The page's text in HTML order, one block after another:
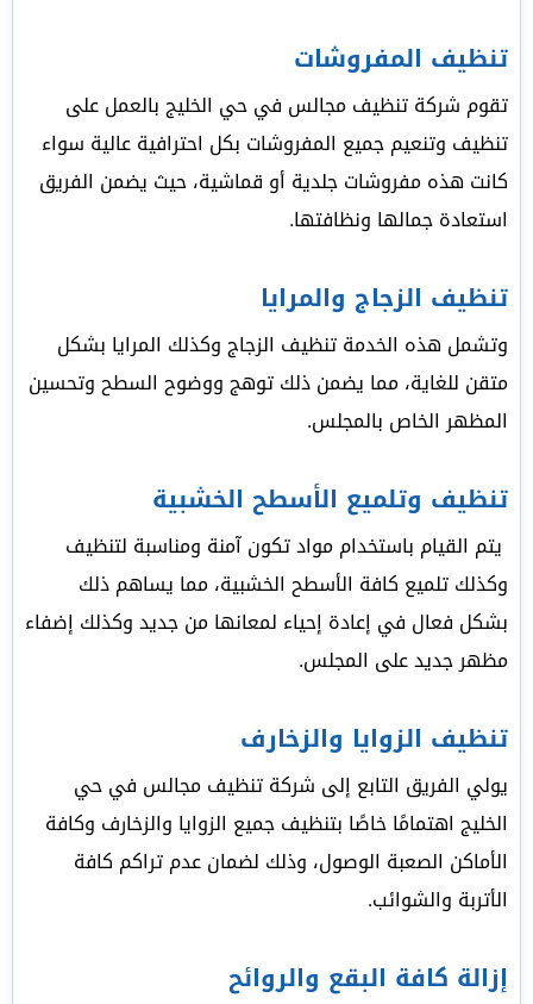
تنظيف المفروشات
تقوم شركة تنظيف مجالس في حي الخليج بالعمل على
تنظيف وتنعيم جميع المفروشات بكل احترافية عالية سواء
كانت هذه مفروشات جلدية أو قماشية، حيث يضمن الفريق
استعادة جمالها ونظافتها.
تنظيف الزجاج والمرايا
وتشمل هذه الخدمة تنظيف الزجاج وكذلك المرايا بشكل
متقن للغاية، مما يضمن ذلك توهج ووضوح السطح وتحسين
المظهر الخاص بالمجلس.
تنظيف وتلميع الأسطح الخشبية
يتم القيام باستخدام مواد تكون آمنة ومناسبة لتنظيف
وكذلك تلميع كافة الأسطح الخشبية، مما يساهم ذلك
بشكل فعال في إعادة إحياء لمعانها من جديد وكذلك إضفاء
مظهر جديد على المجلس.
تنظيف الزوايا والزخارف
يولي الفريق التابع إلى شركة تنظيف مجالس في حي
الخليج اهتمامًا خاصًا بتنظيف جميع الزوايا والزخارف وكافة
الأماكن الصعبة الوصول، وذلك لضمان عدم تراكم كافة
الأتربة والشوائب.
إزالة كافة البقع والروائح